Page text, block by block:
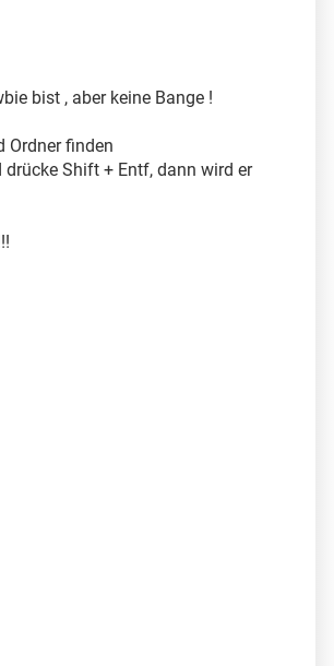
bist , aber keine Bange !
Ordner finden
Shift + Entf, dann wird er